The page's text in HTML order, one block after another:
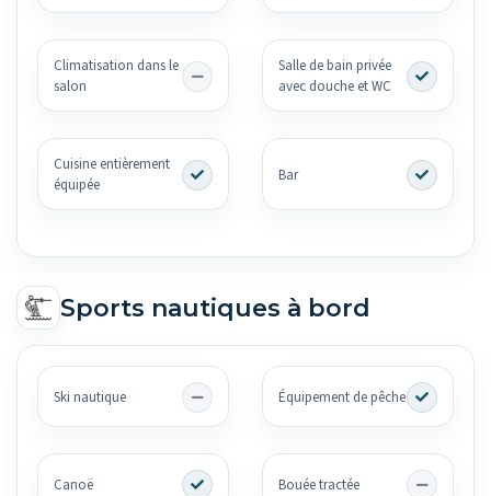
Climatisation dans le
salon
Salle de bain privée
avec douche et WC
Cuisine entièrement
équipée
Bar
Sports nautiques à bord
Ski nautique Équipement de pêche
Canoë Bouée tractée